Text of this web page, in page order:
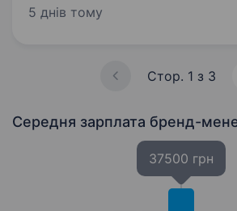
та 9 сервісних центрів по всій
5 днів тому
Стор. 1 з 3
Середня зарплата бренд-
37500 грн